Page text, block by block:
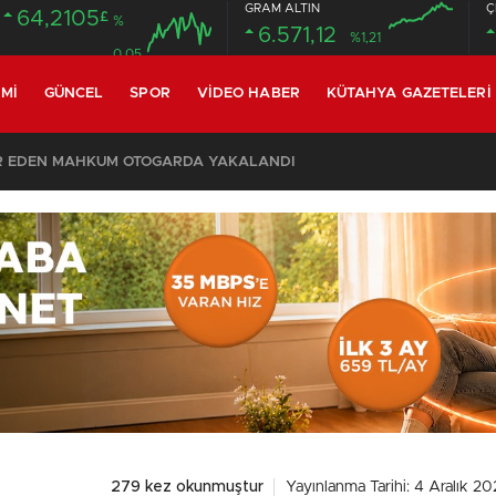
64,2105£ %
0.05
GRAM ALTIN
6.571,12 %1,21
GÜNCEL SPOR VIDEO HABER KÜTAHYA GAZETELERI
20:58 /
279 kez okunmuştur Yayınlanma Tarihi: 4 Aralık